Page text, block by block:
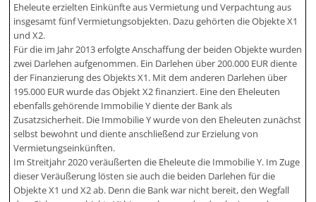
Eheleute erzielten Einkünfte aus Vermietung und Verpachtung aus
insgesamt fünf Vermietungsobjekten. Dazu gehörten die Objekte X1
und X2.
Für die im Jahr 2013 erfolgte Anschaffung der beiden Objekte wurden
zwei Darlehen aufgenommen. Ein Darlehen über 200.000 EUR diente
der Finanzierung des Objekts X1. Mit dem anderen Darlehen über
195.000 EUR wurde das Objekt X2 finanziert. Eine den Eheleuten
ebenfalls gehörende Immobilie Y diente der Bank als
Zusatzsicherheit. Die Immobilie Y wurde von den Eheleuten zunächst
selbst bewohnt und diente anschließend zur Erzielung von
Vermietungseinkünften.
Im Streitjahr 2020 veräußerten die Eheleute die Immobilie Y. Im Zuge
dieser Veräußerung lösten sie auch die beiden Darlehen für die
Objekte X1 und X2 ab. Denn die Bank war nicht bereit, den Wegfall